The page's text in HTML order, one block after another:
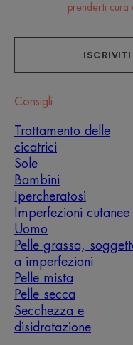
prenderti cura
ISCRIVITI
Consigli
Trattamento delle
cicatrici
Sole
Bambini
Ipercheratosi
Imperfezioni cutanee
Uomo
Pelle grassa,
a imperfezioni
Pelle mista
Pelle secca
Secchezza e
disidratazione